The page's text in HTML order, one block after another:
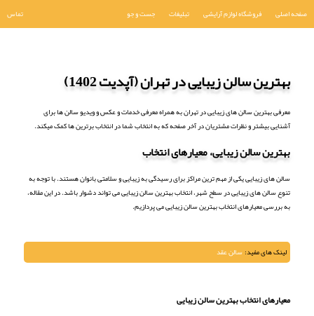
صفحه اصلی فروشگاه لوازم آرایشی تبلیغات جست و جو تماس
بهترین سالن زیبایی در تهران (آپدیت 1402)
معرفی بهترین سالن های زیبایی در تهران به همراه معرفی خدمات و عکس و ویدیو سالن ها برای
آشنایی بیشتر و نظرات مشتریان در آخر صفحه که به انتخاب شما در انتخاب برترین ها کمک میکند.
بهترین سالن زیبایی، معیارهای انتخاب
سالن های زیبایی یکی از مهم ترین مراکز برای رسیدگی به زیبایی و سلامتی بانوان هستند. با توجه به
تنوع سالن های زیبایی در سطح شهر، انتخاب بهترین سالن زیبایی می تواند دشوار باشد. در این مقاله،
به بررسی معیارهای انتخاب بهترین سالن زیبایی می پردازیم.
لینک های مفید: سالن عقد
معیارهای انتخاب بهترین سالن زیبایی